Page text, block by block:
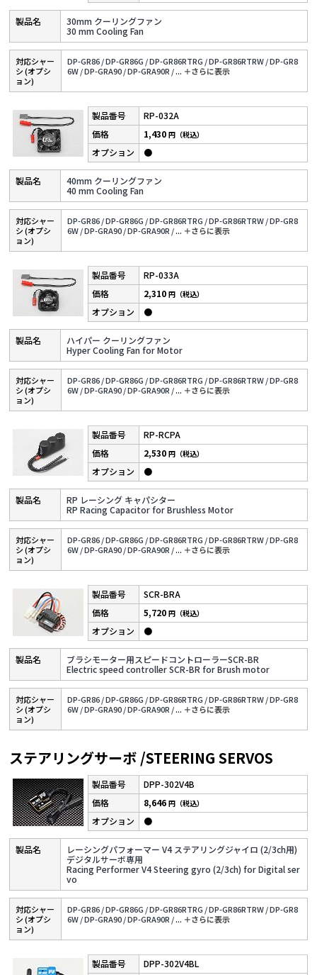
30mm クーリングファン
30 mm Cooling Fan
対応シャー
シ (オプシ
ョン)
DP-GR86 /DP-GR86G /DP-GR86RTRG /DP-GR86RTRW /DP-GR8
6W /DP-GRA90 /DP-GRA90R /... ＋さらに表⽰
RP-032A
40mm クーリングファン
40 mm Cooling Fan
1,430円（税込）
●
対応シャー
シ (オプシ
ョン)
DP-GR86 /DP-GR86G /DP-GR86RTRG /DP-GR86RTRW /DP-GR8
6W /DP-GRA90 /DP-GRA90R /... ＋さらに表⽰
RP-033A
ハイパー クーリングファン
Hyper Cooling Fan for Motor
2,310円（税込）
●
対応シャー
シ (オプシ
ョン)
DP-GR86 /DP-GR86G /DP-GR86RTRG /DP-GR86RTRW /DP-GR8
6W /DP-GRA90 /DP-GRA90R /... ＋さらに表⽰
RP-RCPA
RP レーシング キャパシター
RP Racing Capacitor for Brushless Motor
2,530円（税込）
●
対応シャー
シ (オプシ
ョン)
DP-GR86 /DP-GR86G /DP-GR86RTRG /DP-GR86RTRW /DP-GR8
6W /DP-GRA90 /DP-GRA90R /... ＋さらに表⽰
SCR-BRA
ブラシモーター用スピードコントローラーSCR-BR
Electric speed controller SCR-BR for Brush motor
5,720円（税込）
●
対応シャー
シ (オプシ
ョン)
DP-GR86 /DP-GR86G /DP-GR86RTRG /DP-GR86RTRW /DP-GR8
6W /DP-GRA90 /DP-GRA90R /... ＋さらに表⽰
ステアリングサーボ /STEERING SERVOS
DPP-302V4B
レーシングパフォーマー V4 ステアリングジャイロ (2/3ch用)
デジタルサーボ専用
Racing Performer V4 Steering gyro (2/3ch) for Digital ser
vo
8,646円（税込）
●
対応シャー
シ (オプシ
ョン)
DP-GR86 /DP-GR86G /DP-GR86RTRG /DP-GR86RTRW /DP-GR8
6W /DP-GRA90 /DP-GRA90R /... ＋さらに表⽰
DPP-302V4BL